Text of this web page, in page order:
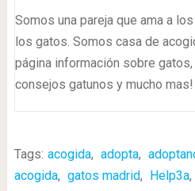
Somos una pareja que ama a
los gatos. Somos casa de
página información sobre
consejos gatunos y mucho mas!
Tags: acogida, adopta,
acogida, gatos madrid, Help3a,